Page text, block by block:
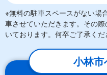
※無料の駐車スペースがない場
車させていただきます。その
いております。何卒ご了承くだ
小林